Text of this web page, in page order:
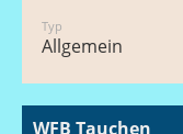
Typ
Allgemein
WFB Tauchen